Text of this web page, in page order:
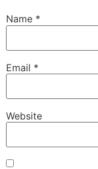
Name *
Email *
Website